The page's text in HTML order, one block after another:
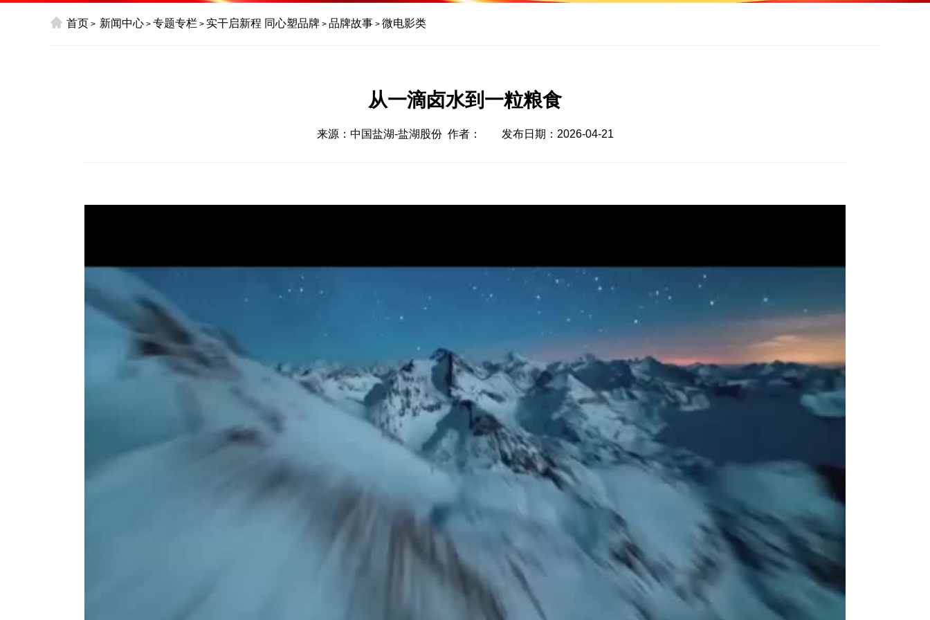
首页 > 新闻中心 > 专题专栏 > 实干启新程 同心塑品牌 > 品牌故事 > 微电影类
从一滴卤水到一粒粮食
来源：中国盐湖-盐湖股份 作者： 发布日期：2026-04-21